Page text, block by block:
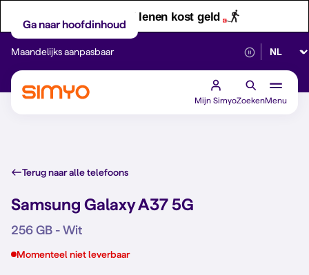
Let op! Geld lenen kost geld
Ga naar hoofdinhoud
Maandelijks aanpasbaar Betrouwbaar
Mijn SimyoZoekenMenu
Terug naar alle telefoons
Samsung Galaxy A37 5G
256 GB - Wit
Momenteel niet leverbaar